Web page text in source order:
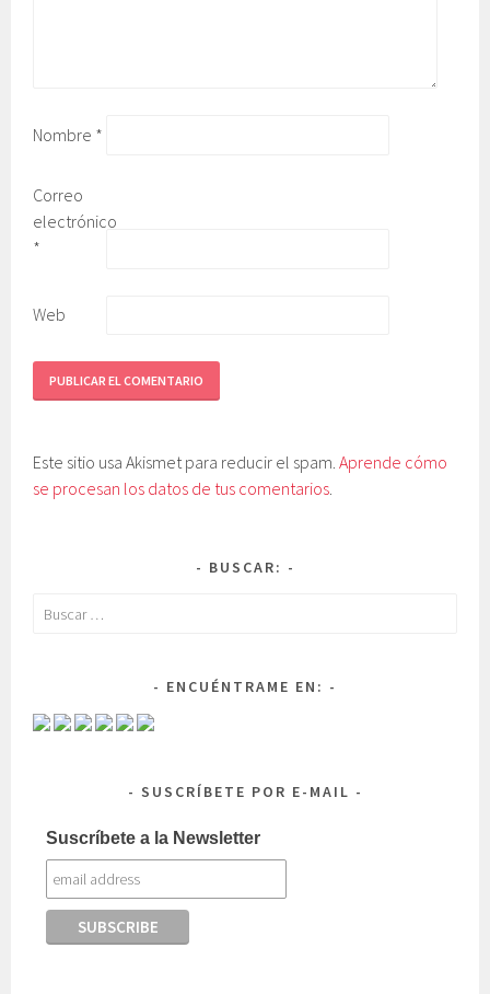
Nombre *
Correo
electrónico
*
Web
Este sitio usa Akismet para reducir el spam.Aprende cómo
se procesan los datos de tus comentarios.
BUSCAR:
Buscar:
ENCUÉNTRAME EN:
SUSCRÍBETE POR E-MAIL
Suscríbete a la Newsletter